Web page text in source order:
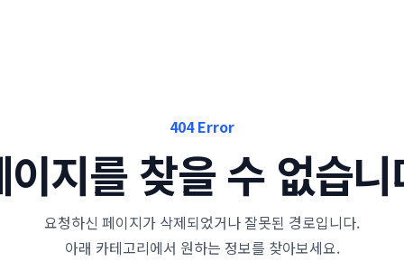
404 Error
이지를 찾을 수 없습
요청하신 페이지가 삭제되었거나 잘못된 경로입니다.
아래 카테고리에서 원하는 정보를 찾아보세요.